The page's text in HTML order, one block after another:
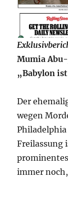
Mumia
„Babylon
Der
wegen
Freilassung
immer